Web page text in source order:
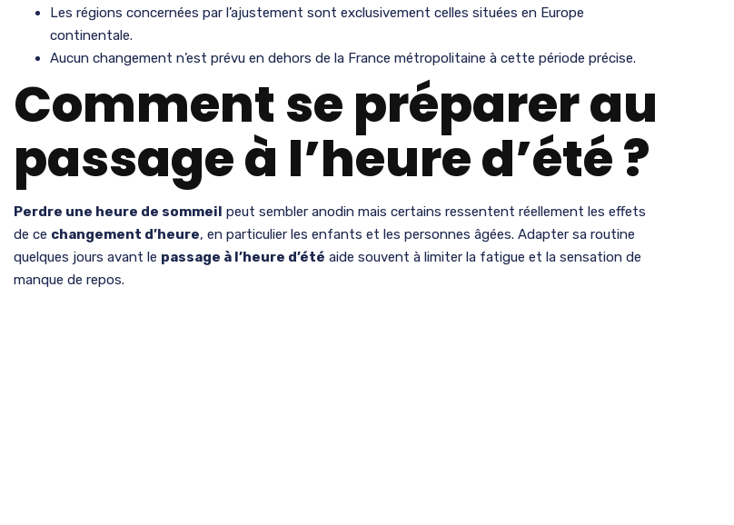
Les régions concernées par l’ajustement sont exclusivement celles situées en Europe
continentale.
Aucun changement n’est prévu en dehors de la France métropolitaine à cette période précise.
Comment se préparer au
passage à l’heure d’été ?
Perdre une heure de sommeil peut sembler anodin mais certains ressentent réellement les effets
de ce changement d’heure, en particulier les enfants et les personnes âgées. Adapter sa routine
quelques jours avant le passage à l’heure d’été aide souvent à limiter la fatigue et la sensation de
manque de repos.